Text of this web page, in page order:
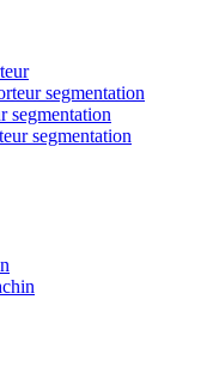
segmentation
segmentation
segmentation